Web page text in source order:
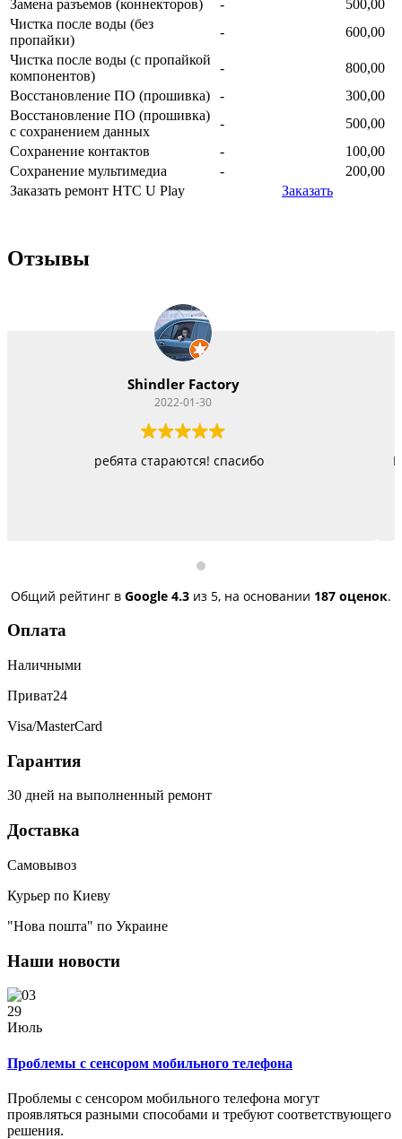
Замена разъемов (коннекторов) -
500,00
Чистка после воды (без
пропайки)
-
600,00
Чистка после воды (с пропайкой
компонентов)
-
800,00
Восстановление ПО (прошивка)
-
300,00
Восстановление ПО (прошивка)
с сохранением данных
-
500,00
Сохранение контактов
-
100,00
Сохранение мультимедиа
-
200,00
Заказать ремонт HTC U Play
Заказать
Отзывы
Vitacom Xpert
Работают как черти, стараются изо всех сил, правда
Общий рейтинг в Google 4.3 из 5, на основании 187 оценок.
Оплата
Наличными
Приват24
Visa/MasterCard
Гарантия
30 дней на выполненный ремонт
Доставка
Самовывоз
Курьер по Киеву
"Нова пошта" по Украине
Наши новости
29
Июль
Проблемы с сенсором мобильного телефона
Проблемы с сенсором мобильного телефона могут
проявляться разными способами и требуют соответствующего
решения.